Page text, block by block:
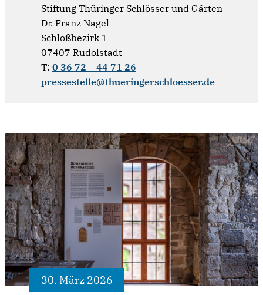
Stiftung Thüringer Schlösser und Gärten
Dr. Franz Nagel
Schloßbezirk 1
07407 Rudolstadt
T: 0 36 72 – 44 71 26
pressestelle@thueringerschloesser.de
30. März 2026